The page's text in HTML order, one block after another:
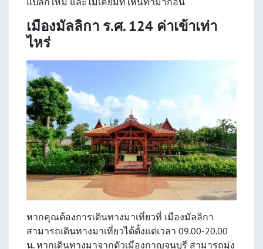
เมืองมัลลิกา ร.ศ. 124 ค่าเข้าเท่า
ไหร่
หากคุณต้องการเดินทางมาเที่ยวที่ เมืองมัลลิกา
สามารถเดินทางมาเที่ยวได้ตั้งแต่เวลา 09.00-20.00
น. หากเดินทางมาจากตัวเมืองกาญจนบุรี สามารถมุ่ง